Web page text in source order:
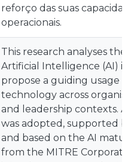
reforço das suas
operacionais.
This research analyses
Artificial Intelligence (AI)
propose a guiding usage
technology across
and leadership contexts.
was adopted, supported
and based on the AI
from the MITRE